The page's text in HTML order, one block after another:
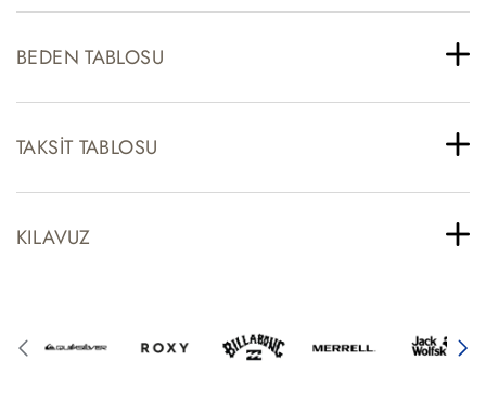
BEDEN TABLOSU
TAKSIT TABLOSU
KILAVUZ